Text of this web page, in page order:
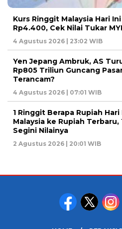
Kurs Ringgit Malaysia Hari
Rp4.400, Cek Nilai Tukar
4 Agustus 2026 | 23:02 WIB
Yen Jepang Ambruk, AS
Rp805 Triliun Guncang
Terancam?
4 Agustus 2026 | 07:01 WIB
1 Ringgit Berapa Rupiah
Malaysia ke Rupiah Terbaru,
Segini Nilainya
2 Agustus 2026 | 20:01 WIB